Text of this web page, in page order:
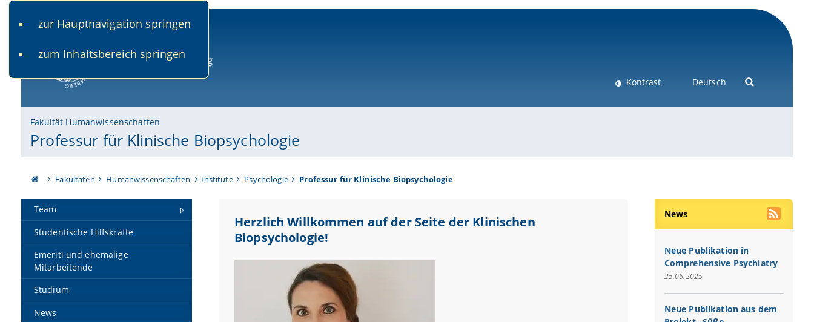
zur Hauptnavigation springen
zum Inhaltsbereich springen
Kontrast Deutsch
Fakultät Humanwissenschaften
Professur für Klinische Biopsychologie
Fakultäten Humanwissenschaften Institute Psychologie Professur für Klinische Biopsychologie
Team
Studentische Hilfskräfte
Emeriti und ehemalige
Mitarbeitende
Studium
News
Herzlich Willkommen auf der Seite der Klinischen
Biopsychologie!
News
Neue Publikation in
Comprehensive Psychiatry
25.06.2025
Neue Publikation aus dem